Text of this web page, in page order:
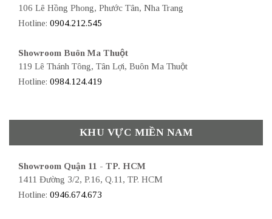
106 Lê Hồng Phong, Phước Tân, Nha Trang
Hotline: 0904.212.545
Showroom Buôn Ma Thuột
119 Lê Thánh Tông, Tân Lợi, Buôn Ma Thuột
Hotline: 0984.124.419
KHU VỰC MIỀN NAM
Showroom Quận 11 - TP. HCM
1411 Đường 3/2, P.16, Q.11, TP. HCM
Hotline: 0946.674.673